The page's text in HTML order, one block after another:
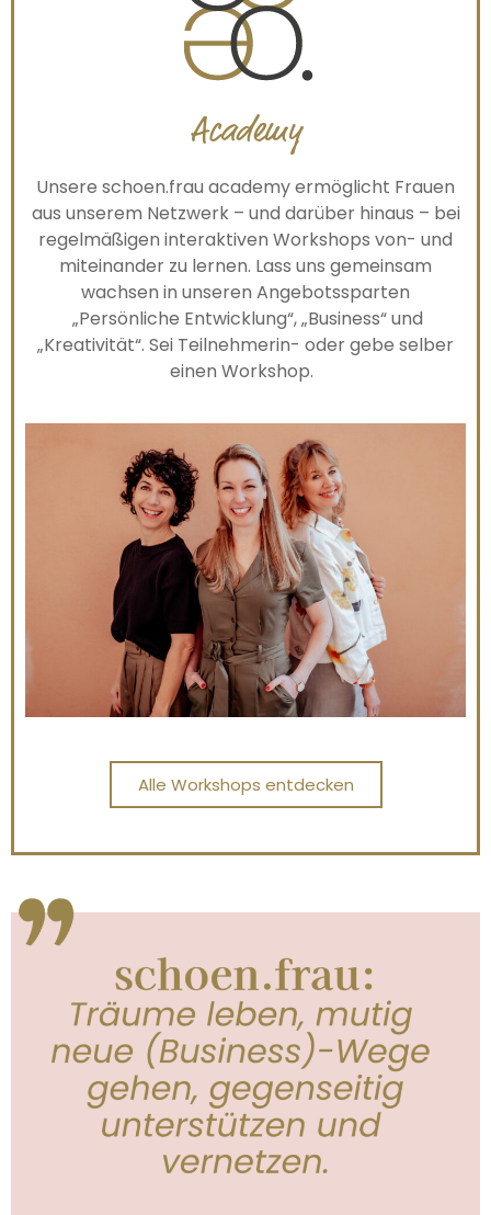
Academy
Unsere schoen.frau academy ermöglicht Frauen
aus unserem Netzwerk – und darüber hinaus – bei
regelmäßigen interaktiven Workshops von- und
miteinander zu lernen. Lass uns gemeinsam
wachsen in unseren Angebotssparten
„Persönliche Entwicklung“, „Business“ und
„Kreativität“. Sei Teilnehmerin- oder gebe selber
einen Workshop.
Alle Workshops entdecken